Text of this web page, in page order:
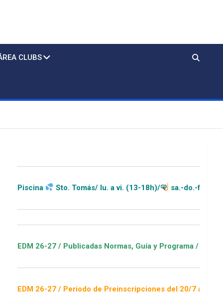
CLUBS
lu. a vi. (13-18h)/ sa.-do.-festivos (11-20h)
Normas, Guía y Programa / ver Escuelas Deportivas
Preinscripciones del 20/7 al 16/8 / Sorteo 1 de septiembre